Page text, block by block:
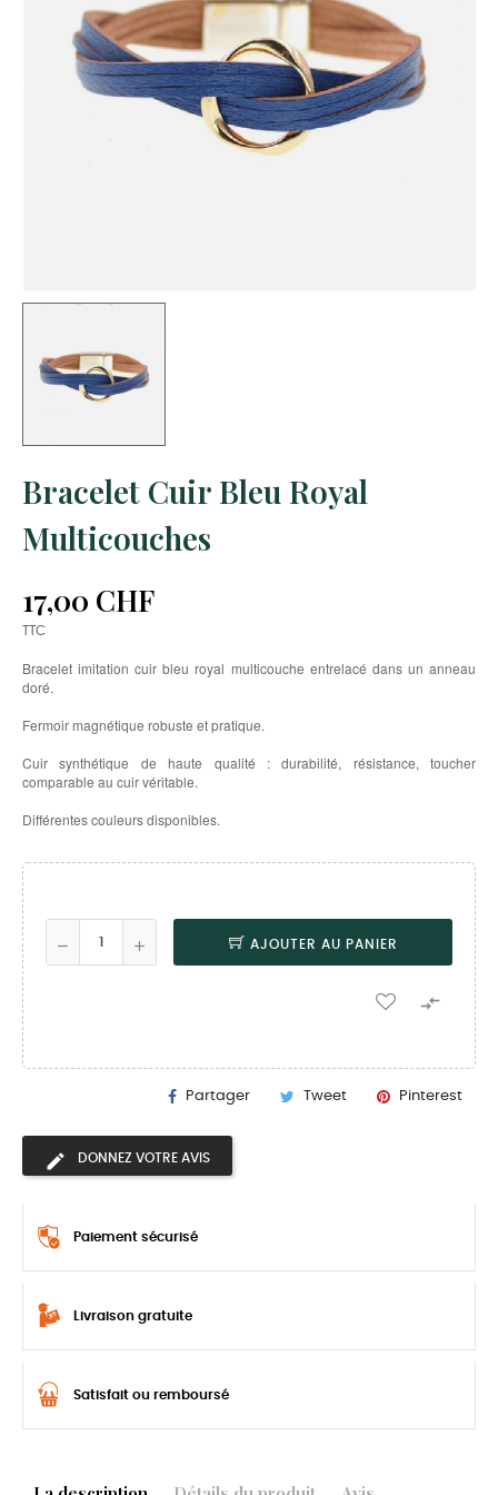
Bracelet Cuir Bleu Royal
Multicouches
17,00 CHF
TTC
Bracelet imitation cuir bleu royal multicouche entrelacé dans un anneau
doré.
Fermoir magnétique robuste et pratique.
Cuir synthétique de haute qualité : durabilité, résistance, toucher
comparable au cuir véritable.
Différentes couleurs disponibles.
AJOUTER AU PANIER

Partager Tweet Pinterest
DONNEZ VOTRE AVIS
Paiement sécurisé
Livraison gratuite
Satisfait ou remboursé